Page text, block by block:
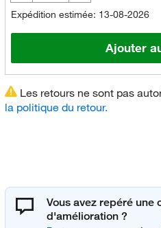
Expédition estimée: 13-08-2026
Ajouter
Les retours ne sont pas
la politique du retour.
Vous avez repéré une
d'amélioration ?